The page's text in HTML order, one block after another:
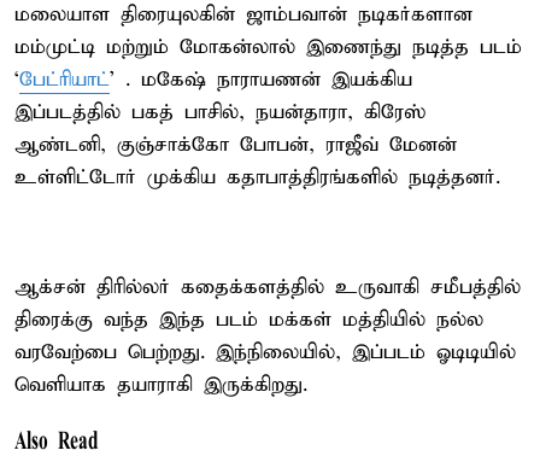
மலையாள திரையுலகின் ஜாம்பவான் நடிகர்களான
மம்முட்டி மற்றும் மோகன்லால் இணைந்து நடித்த படம்
‘பேட்ரியாட்’ . மகேஷ் நாராயணன் இயக்கிய
இப்படத்தில் பகத் பாசில், நயன்தாரா, கிரேஸ்
ஆண்டனி, குஞ்சாக்கோ போபன், ராஜீவ் மேனன்
உள்ளிட்டோர் முக்கிய கதாபாத்திரங்களில் நடித்தனர்.
ஆக்சன் திரில்லர் கதைக்களத்தில் உருவாகி சமீபத்தில்
திரைக்கு வந்த இந்த படம் மக்கள் மத்தியில் நல்ல
வரவேற்பை பெற்றது. இந்நிலையில், இப்படம் ஓடிடியில்
வெளியாக தயாராகி இருக்கிறது.
Also Read